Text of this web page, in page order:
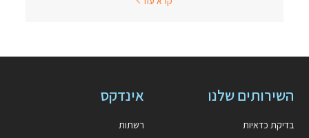
השירותים שלנו
בדיקת כדאיות
אינדקס
רשתות